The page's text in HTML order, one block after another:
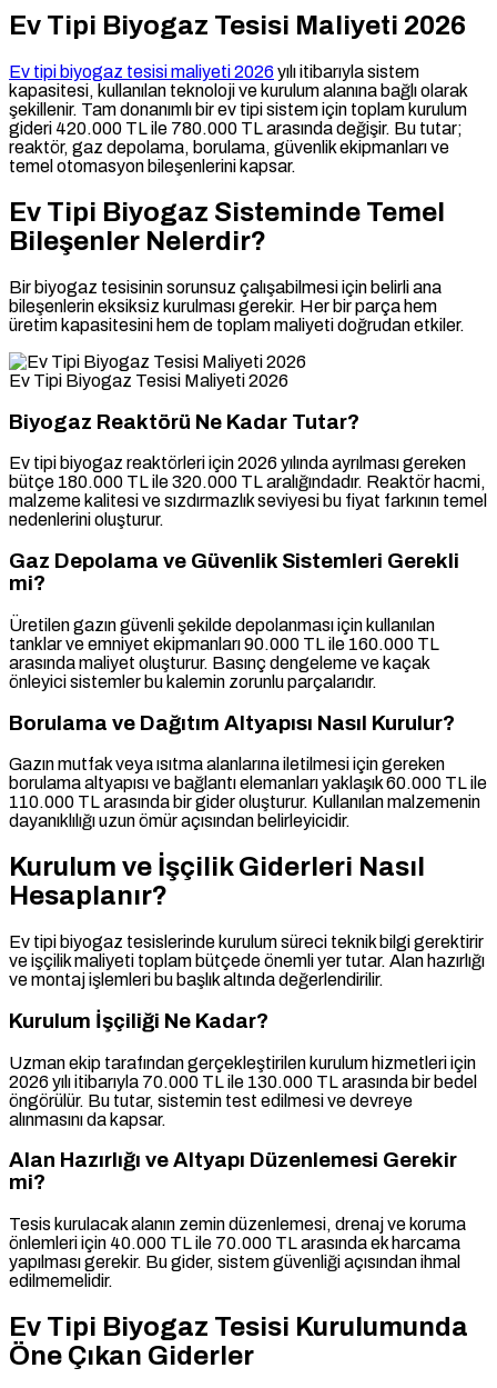
Ev Tipi Biyogaz Tesisi Maliyeti 2026
Ev tipi biyogaz tesisi maliyeti 2026 yılı itibarıyla sistem
kapasitesi, kullanılan teknoloji ve kurulum alanına bağlı olarak
şekillenir. Tam donanımlı bir ev tipi sistem için toplam kurulum
gideri 420.000 TL ile 780.000 TL arasında değişir. Bu tutar;
reaktör, gaz depolama, borulama, güvenlik ekipmanları ve
temel otomasyon bileşenlerini kapsar.
Ev Tipi Biyogaz Sisteminde Temel
Bileşenler Nelerdir?
Bir biyogaz tesisinin sorunsuz çalışabilmesi için belirli ana
bileşenlerin eksiksiz kurulması gerekir. Her bir parça hem
üretim kapasitesini hem de toplam maliyeti doğrudan etkiler.
Ev Tipi Biyogaz Tesisi Maliyeti 2026
Biyogaz Reaktörü Ne Kadar Tutar?
Ev tipi biyogaz reaktörleri için 2026 yılında ayrılması gereken
bütçe 180.000 TL ile 320.000 TL aralığındadır. Reaktör hacmi,
malzeme kalitesi ve sızdırmazlık seviyesi bu fiyat farkının temel
nedenlerini oluşturur.
Gaz Depolama ve Güvenlik Sistemleri Gerekli
mi?
Üretilen gazın güvenli şekilde depolanması için kullanılan
tanklar ve emniyet ekipmanları 90.000 TL ile 160.000 TL
arasında maliyet oluşturur. Basınç dengeleme ve kaçak
önleyici sistemler bu kalemin zorunlu parçalarıdır.
Borulama ve Dağıtım Altyapısı Nasıl Kurulur?
Gazın mutfak veya ısıtma alanlarına iletilmesi için gereken
borulama altyapısı ve bağlantı elemanları yaklaşık 60.000 TL ile
110.000 TL arasında bir gider oluşturur. Kullanılan malzemenin
dayanıklılığı uzun ömür açısından belirleyicidir.
Kurulum ve İşçilik Giderleri Nasıl
Hesaplanır?
Ev tipi biyogaz tesislerinde kurulum süreci teknik bilgi gerektirir
ve işçilik maliyeti toplam bütçede önemli yer tutar. Alan hazırlığı
ve montaj işlemleri bu başlık altında değerlendirilir.
Kurulum İşçiliği Ne Kadar?
Uzman ekip tarafından gerçekleştirilen kurulum hizmetleri için
2026 yılı itibarıyla 70.000 TL ile 130.000 TL arasında bir bedel
öngörülür. Bu tutar, sistemin test edilmesi ve devreye
alınmasını da kapsar.
Alan Hazırlığı ve Altyapı Düzenlemesi Gerekir
mi?
Tesis kurulacak alanın zemin düzenlemesi, drenaj ve koruma
önlemleri için 40.000 TL ile 70.000 TL arasında ek harcama
yapılması gerekir. Bu gider, sistem güvenliği açısından ihmal
edilmemelidir.
Ev Tipi Biyogaz Tesisi Kurulumunda
Öne Çıkan Giderler